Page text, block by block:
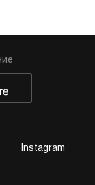
Instagram